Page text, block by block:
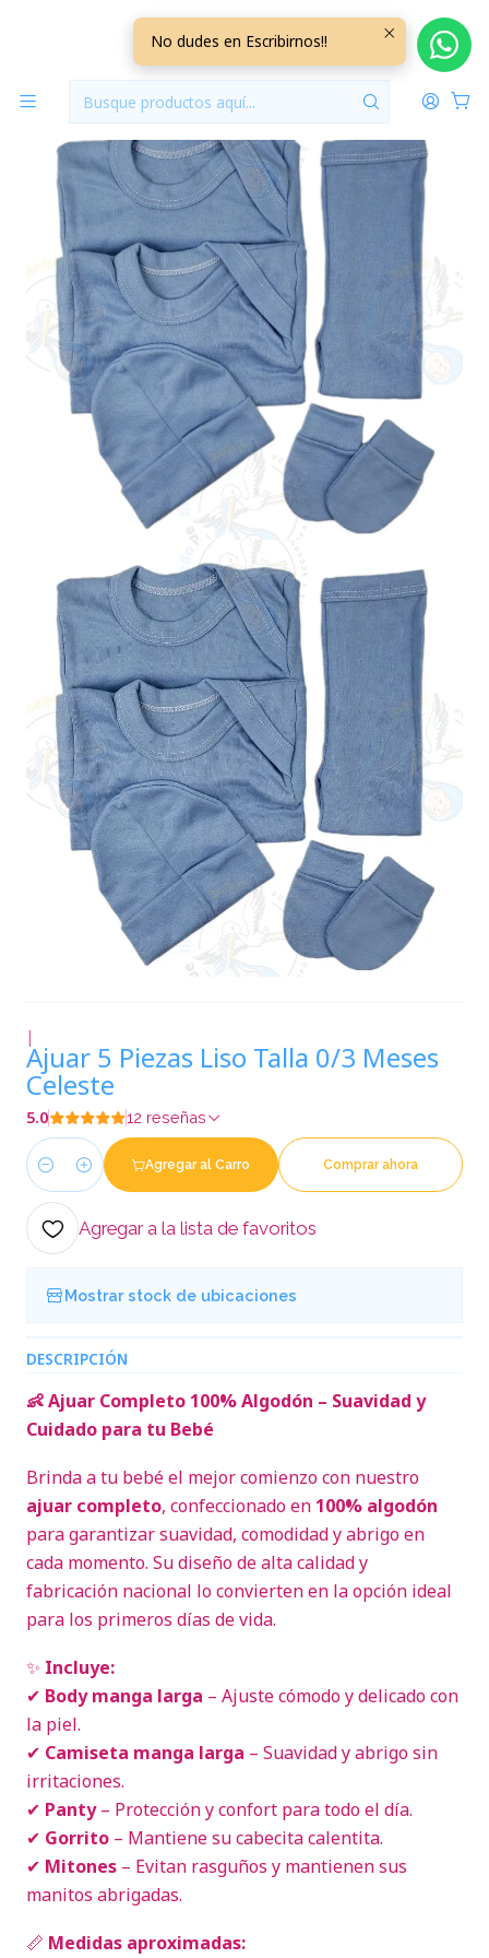
Ajuares 0/3 Meses Lisos/Rayados
Ajuar 5 Piezas Liso Talla 0/3 Meses Celeste
|
Ajuar 5 Piezas Liso Talla 0/3 Meses
Celeste
5.0 12 reseñas
Cantidad
Agregar al Carro Comprar ahora
Agregar a la lista de favoritos
Mostrar stock de ubicaciones
DESCRIPCIÓN
👶 Ajuar Completo 100% Algodón – Suavidad y
Cuidado para tu Bebé
Brinda a tu bebé el mejor comienzo con nuestro
ajuar completo, confeccionado en 100% algodón
para garantizar suavidad, comodidad y abrigo en
cada momento. Su diseño de alta calidad y
fabricación nacional lo convierten en la opción ideal
para los primeros días de vida.
✨ Incluye:
✔ Body manga larga – Ajuste cómodo y delicado con
la piel.
✔ Camiseta manga larga – Suavidad y abrigo sin
irritaciones.
✔ Panty– Protección y confort para todo el día.
✔ Gorrito – Mantiene su cabecita calentita.
✔ Mitones – Evitan rasguños y mantienen sus
manitos abrigadas.
📏 Medidas aproximadas:
No dudes en Escribirnos!!